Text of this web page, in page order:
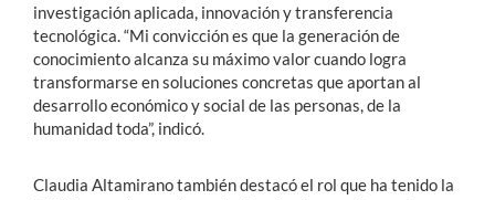
investigación aplicada, innovación y transferencia
tecnológica. “Mi convicción es que la generación de
conocimiento alcanza su máximo valor cuando logra
transformarse en soluciones concretas que aportan al
desarrollo económico y social de las personas, de la
humanidad toda”, indicó.
Claudia Altamirano también destacó el rol que ha tenido la